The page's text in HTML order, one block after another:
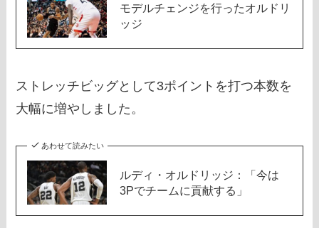
モデルチェンジを行ったオルドリ
ッジ
ストレッチビッグとして3ポイントを打つ本数を
大幅に増やしました。
あわせて読みたい
ルディ・オルドリッジ：「今は
3Pでチームに貢献する」